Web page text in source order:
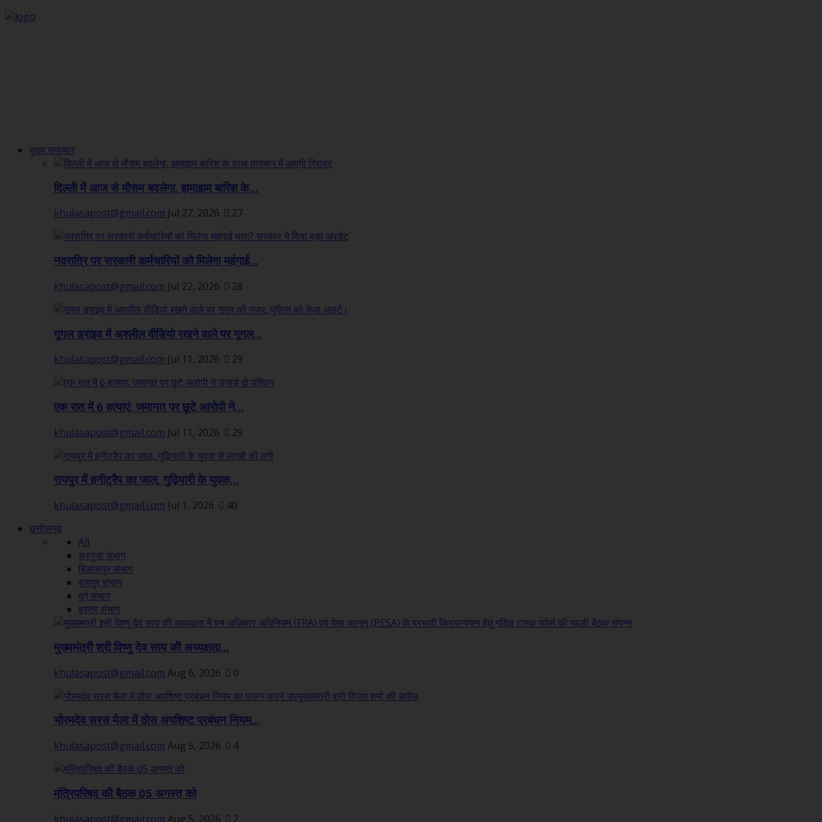
मुख्य समाचार
दिल्ली में आज से मौसम बदलेगा, झमाझम बारिश के...
khulasapost@gmail.com Jul 27, 2026 27
नवरात्रि पर सरकारी कर्मचारियों को मिलेगा महंगाई...
khulasapost@gmail.com Jul 22, 2026 28
गूगल ड्राइव में अश्लील वीडियो रखने वाले पर गूगल...
khulasapost@gmail.com Jul 11, 2026 29
एक रात में 6 हत्याएं: जमानत पर छूटे आरोपी ने...
khulasapost@gmail.com Jul 11, 2026 29
रायपुर में हनीट्रैप का जाल, गुढ़ियारी के युवक...
khulasapost@gmail.com Jul 1, 2026
40
छत्तीसगढ़
All
सरगुजा संभाग
बिलासपुर संभाग
रायपुर संभाग
दुर्ग संभाग
बस्तर संभाग
मुख्यमंत्री श्री विष्णु देव साय की अध्यक्षता...
khulasapost@gmail.com Aug 6, 2026 0
भोरमदेव सरस मेला में ठोस अपशिष्ट प्रबंधन नियम...
khulasapost@gmail.com Aug 5, 2026 4
मंत्रिपरिषद की बैठक 05 अगस्त को
khulasapost@gmail.com Aug 5, 2026 2